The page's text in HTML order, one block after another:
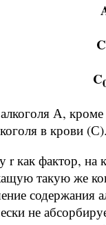
C
А,
в крови (С).
r как фактор,
такую же
содержания
не